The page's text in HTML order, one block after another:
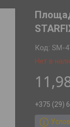
Нет в
Код:SM-
+375 (29)